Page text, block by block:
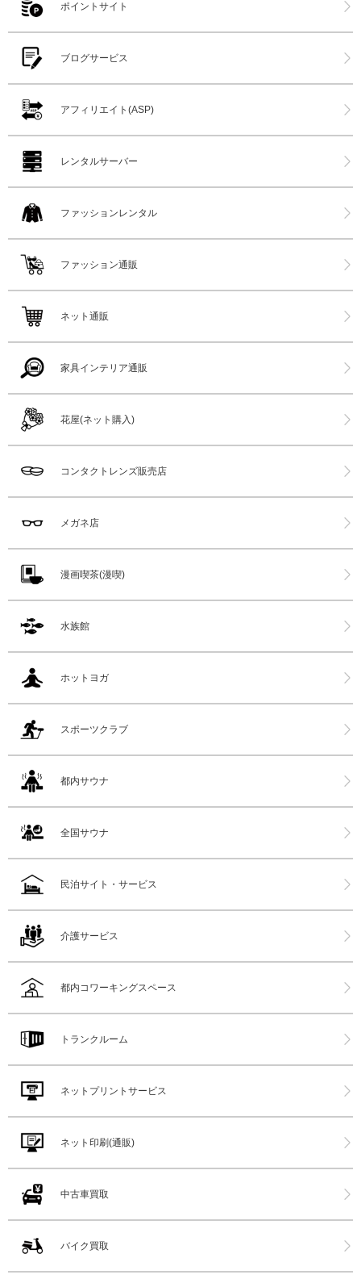
ポイントサイト
ブログサービス
アフィリエイト(ASP)
レンタルサーバー
ファッションレンタル
ファッション通販
ネット通販
家具インテリア通販
花屋(ネット購入)
コンタクトレンズ販売店
メガネ店
漫画喫茶(漫喫)
水族館
ホットヨガ
スポーツクラブ
都内サウナ
全国サウナ
民泊サイト・サービス
介護サービス
都内コワーキングスペース
トランクルーム
ネットプリントサービス
ネット印刷(通販)
中古車買取
バイク買取